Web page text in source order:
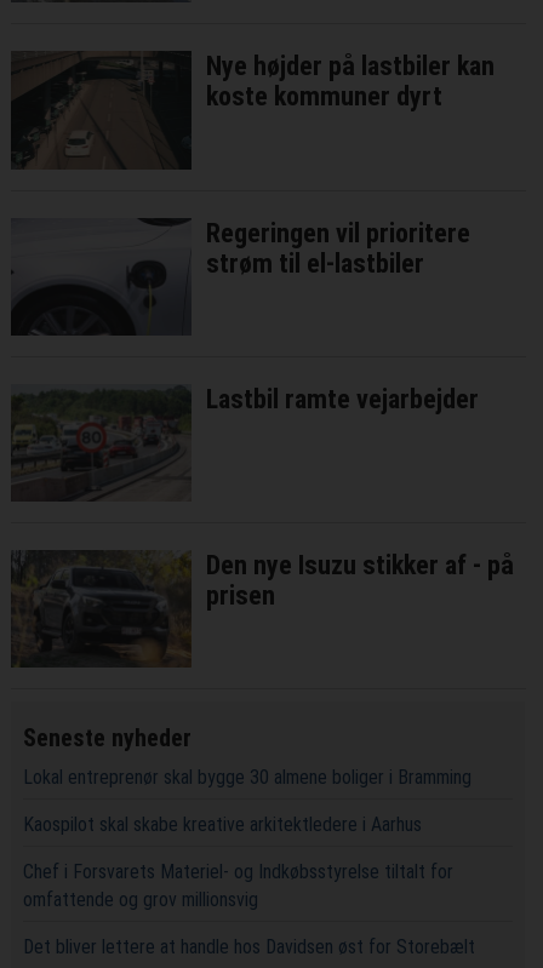
Nye højder på lastbiler kan
koste kommuner dyrt
Regeringen vil prioritere
strøm til el-lastbiler
Lastbil ramte vejarbejder
Den nye Isuzu stikker af - på
prisen
Seneste nyheder
Lokal entreprenør skal bygge 30 almene boliger i Bramming
Kaospilot skal skabe kreative arkitektledere i Aarhus
Chef i Forsvarets Materiel- og Indkøbsstyrelse tiltalt for
omfattende og grov millionsvig
Det bliver lettere at handle hos Davidsen øst for Storebælt